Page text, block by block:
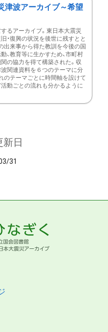
津波アーカイブ～希望
るアーカイブ。東日本大震災
・復興の状況を後世に残すとと
出来事から得た教訓を今後の国
、教育等に生かすため、市町村
の協力を得て構築された。収
関連資料を６つのテーマに分
のテーマごとに時間軸を設けて
動ごとの流れも分かるように
新日
31